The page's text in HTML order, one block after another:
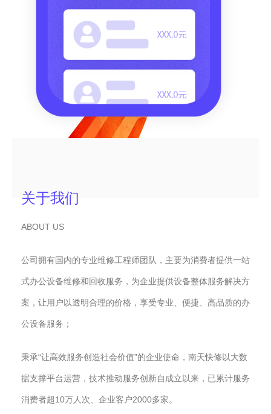
关于我们
ABOUT US
公司拥有国内的专业维修工程师团队，主要为消费者提供一站
式办公设备维修和回收服务，为企业提供设备整体服务解决方
案，让用户以透明合理的价格，享受专业、便捷、高品质的办
公设备服务；
秉承“让高效服务创造社会价值”的企业使命，南天快修以大数
据支撑平台运营，技术推动服务创新自成立以来，已累计服务
消费者超10万人次、企业客户2000多家。